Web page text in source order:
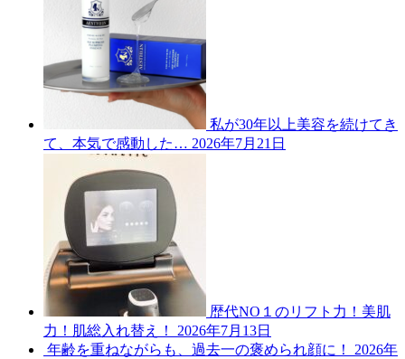
私が30年以上美容を続けてき
て、本気で感動した… 2026年7月21日
歴代NO１のリフト力！美肌
力！肌総入れ替え！
2026年7月13日
年齢を重ねながらも、過去一の褒められ顔に！
2026年